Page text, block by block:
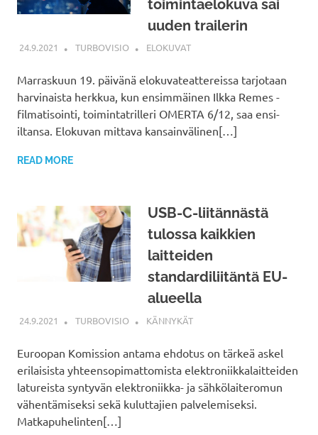
toimintaelokuva sai
uuden trailerin
24.9.2021 TURBOVISIO ELOKUVAT
Marraskuun 19. päivänä elokuvateattereissa tarjotaan
harvinaista herkkua, kun ensimmäinen Ilkka Remes -
filmatisointi, toimintatrilleri OMERTA 6/12, saa ensi-
iltansa. Elokuvan mittava kansainvälinen[…]
READ MORE
USB-C-liitännästä
tulossa kaikkien
laitteiden
standardiliitäntä EU-
alueella
24.9.2021 TURBOVISIO KÄNNYKÄT
Euroopan Komission antama ehdotus on tärkeä askel
erilaisista yhteensopimattomista elektroniikkalaitteiden
latureista syntyvän elektroniikka- ja sähkölaiteromun
vähentämiseksi sekä kuluttajien palvelemiseksi.
Matkapuhelinten[…]